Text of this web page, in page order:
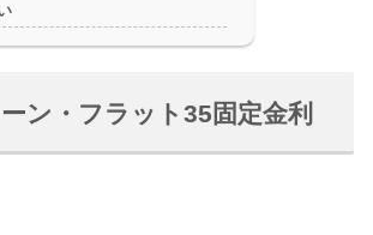
ン・フラット35固定金利